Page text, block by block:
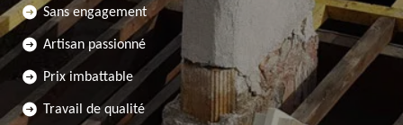
Sans engagement
Artisan passionné
Prix imbattable
Travail de qualité